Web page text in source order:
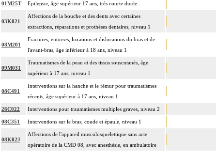
01M25T Epilepsie, âge supérieur 17 ans, très courte durée
03K021
Affections de la bouche et des dents avec certaines
extractions, réparations et prothèses dentaires, niveau 1
08M201
Fractures, entorses, luxations et dislocations du bras et de
l'avant-bras, âge inférieur à 18 ans, niveau 1
09M031
Traumatismes de la peau et des tissus souscutanés, âge
supérieur à 17 ans, niveau 1
08C491
Interventions sur la hanche et le fémur pour traumatismes
récents, âge supérieur à 17 ans, niveau 1
26C022 Interventions pour traumatismes multiples graves, niveau 2
08C351 Interventions sur le bras, coude et épaule, niveau 1
08K02J
Affections de l'appareil musculosquelettique sans acte
opératoire de la CMD 08, avec anesthésie, en ambulatoire